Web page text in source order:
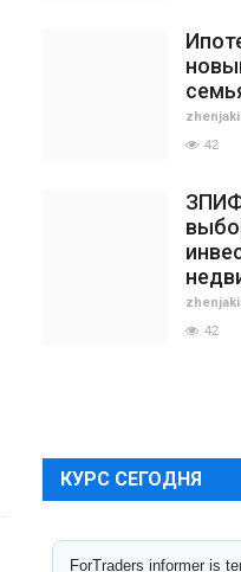
42
42
КУРС СЕГОДНЯ